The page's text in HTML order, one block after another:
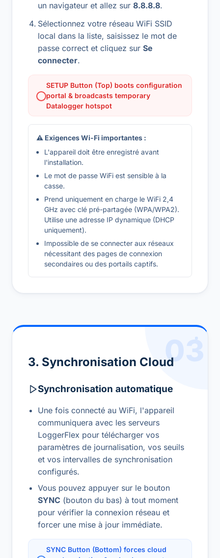
un navigateur et allez sur 8.8.8.8.
Sélectionnez votre réseau WiFi SSID
local dans la liste, saisissez le mot de
passe correct et cliquez sur Se
connecter.
SETUP Button (Top) boots configuration
portal & broadcasts temporary
Datalogger hotspot
⚠ Exigences Wi-Fi importantes :
L'appareil doit être enregistré avant
l'installation.
Le mot de passe WiFi est sensible à la
casse.
Prend uniquement en charge le WiFi 2,4
GHz avec clé pré-partagée (WPA/WPA2).
Utilise une adresse IP dynamique (DHCP
uniquement).
Impossible de se connecter aux réseaux
nécessitant des pages de connexion
secondaires ou des portails captifs.
03
3. Synchronisation Cloud
Synchronisation automatique
Une fois connecté au WiFi, l'appareil
communiquera avec les serveurs
LoggerFlex pour télécharger vos
paramètres de journalisation, vos seuils
et vos intervalles de synchronisation
configurés.
Vous pouvez appuyer sur le bouton
SYNC (bouton du bas) à tout moment
pour vérifier la connexion réseau et
forcer une mise à jour immédiate.
SYNC Button (Bottom) forces cloud